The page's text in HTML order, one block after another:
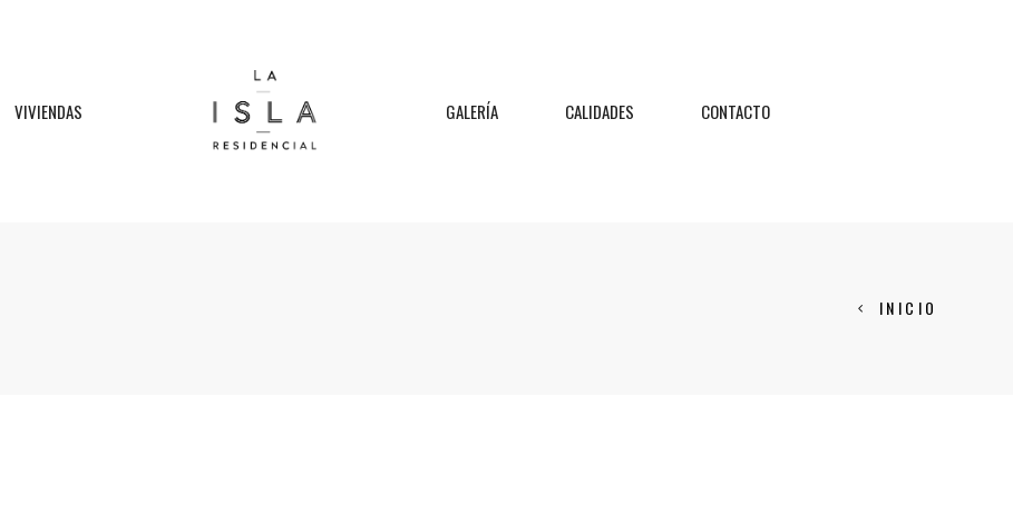
VIVIENDAS GALERÍA CALIDADES CONTACTO
INICIO